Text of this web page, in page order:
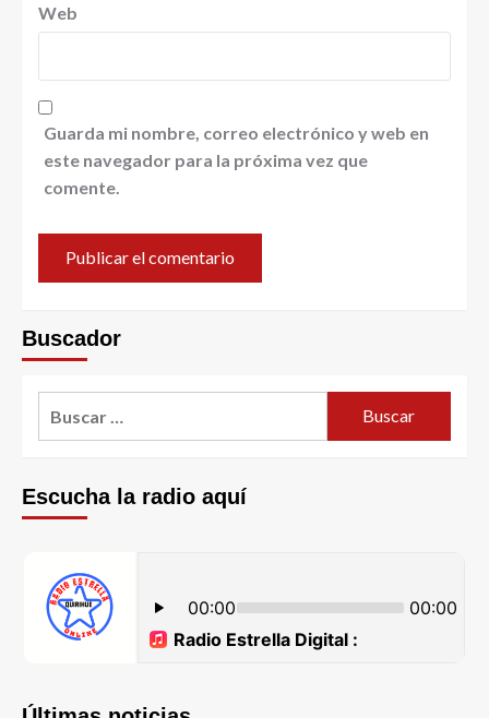
Web
Guarda mi nombre, correo electrónico y web en
este navegador para la próxima vez que
comente.
Buscador
Escucha la radio aquí